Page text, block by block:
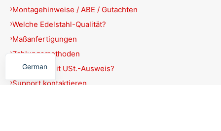
Montagehinweise / ABE / Gutachten
Welche Edelstahl-Qualität?
Maßanfertigungen
Zahlungsmethoden
Rechnung mit USt.-Ausweis?
Support kontaktieren
German
English